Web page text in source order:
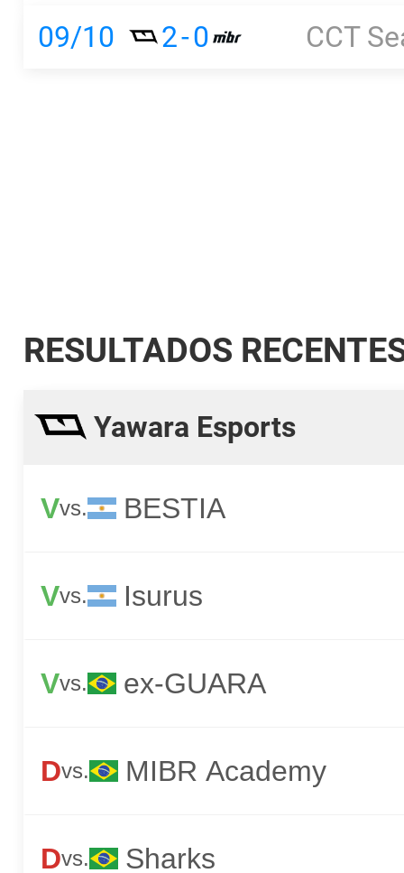
09/10 2-0 CCT
RESULTADOS
Yawara Esports
Vvs. BESTIA
Vvs. Isurus
Vvs. ex-GUARA
Dvs. MIBR Academy
Dvs. Sharks